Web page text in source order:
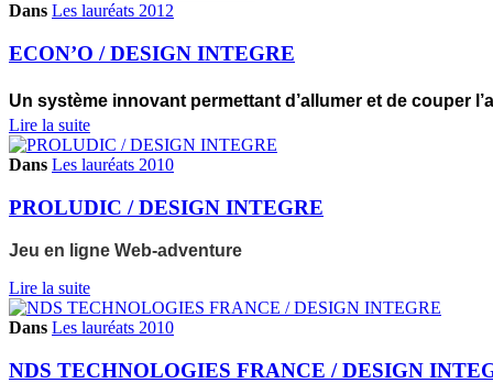
Dans Les lauréats 2012
ECON’O / DESIGN INTEGRE
Un système innovant permettant d’allumer et de couper
Lire la suite
Dans Les lauréats 2010
PROLUDIC / DESIGN INTEGRE
Jeu en ligne Web-adventure
Lire la suite
Dans Les lauréats 2010
NDS TECHNOLOGIES FRANCE / DESIGN